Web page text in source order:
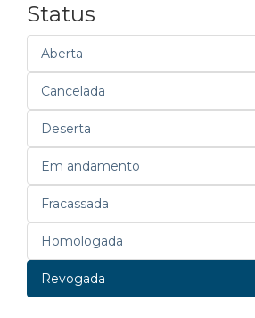
Status
Aberta
Cancelada
Deserta
Em andamento
Fracassada
Homologada
Revogada